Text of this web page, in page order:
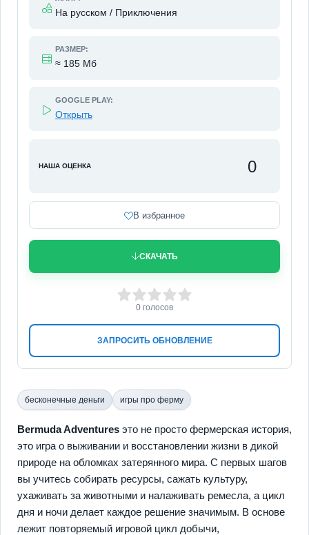
На русском / Приключения
РАЗМЕР:
≈ 185 Мб
GOOGLE PLAY:
Открыть
НАША ОЦЕНКА 0
В избранное
СКАЧАТЬ
ЗАПРОСИТЬ ОБНОВЛЕНИЕ
3 4 5
0 голосов
бесконечные деньги игры про ферму
Bermuda Adventures это не просто фермерская история,
это игра о выживании и восстановлении жизни в дикой
природе на обломках затерянного мира. С первых шагов
вы учитесь собирать ресурсы, сажать культуру,
ухаживать за животными и налаживать ремесла, а цикл
дня и ночи делает каждое решение значимым. В основе
лежит повторяемый игровой цикл добычи,